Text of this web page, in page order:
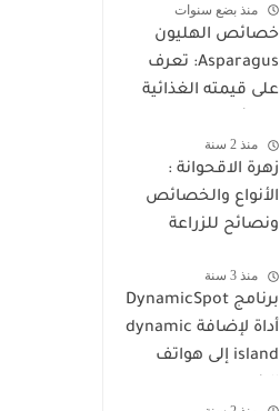
الزراعة
منذ بضع سنوات
خصائص الهليون
Asparagus: تعرف
على قيمته الغذائية
منذ 2 سنة
زهرة الاقحوانة :
الأنواع والخصائص
ونصائح للزراعة
منذ 3 سنة
برنامج DynamicSpot
أداة لإضافة dynamic
island إلى هواتف